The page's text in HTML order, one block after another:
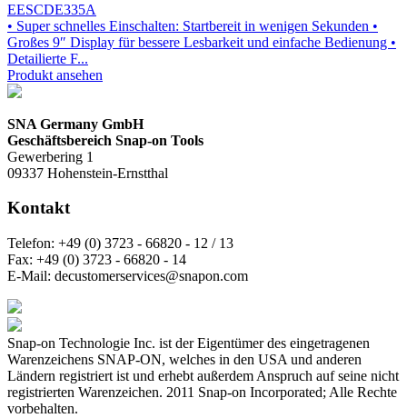
EESCDE335A
• Super schnelles Einschalten: Startbereit in wenigen Sekunden •
Großes 9″ Display für bessere Lesbarkeit und einfache Bedienung •
Detailierte F...
Produkt ansehen
SNA Germany GmbH
Geschäftsbereich Snap-on Tools
Gewerbering 1
09337 Hohenstein-Ernstthal
Kontakt
Telefon: +49 (0) 3723 - 66820 - 12 / 13
Fax: +49 (0) 3723 - 66820 - 14
E-Mail: decustomerservices@snapon.com
Snap-on Technologie Inc. ist der Eigentümer des eingetragenen
Warenzeichens SNAP-ON, welches in den USA und anderen
Ländern registriert ist und erhebt außerdem Anspruch auf seine nicht
registrierten Warenzeichen. 2011 Snap-on Incorporated; Alle Rechte
vorbehalten.